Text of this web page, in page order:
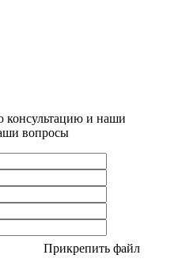
консультацию и наши
вопросы
Прикрепить файл